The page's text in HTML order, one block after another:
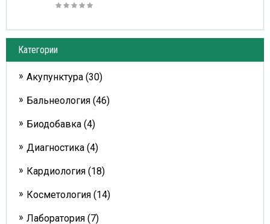
Категории
Акупунктура (30)
Бальнеология (46)
Биодобавка (4)
Диагностика (4)
Кардиология (18)
Косметология (14)
Лаборатория (7)